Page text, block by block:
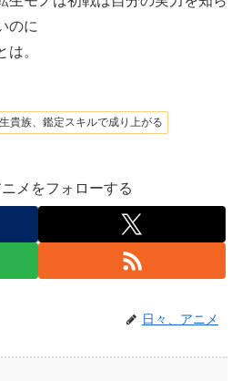
のに
。
貴族、鑑定スキルで成り上がる
メをフォローする
日々、アニメ